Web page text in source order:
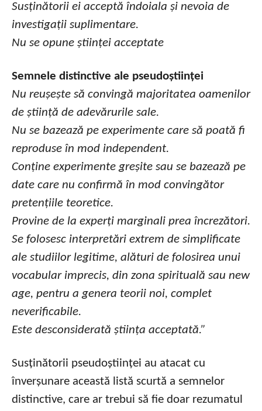
Susținătorii ei acceptă îndoiala și nevoia de
investigații suplimentare.
Nu se opune științei acceptate
Semnele distinctive ale pseudoștiinței
Nu reușește să convingă majoritatea oamenilor
de știință de adevărurile sale.
Nu se bazează pe experimente care să poată fi
reproduse în mod independent.
Conține experimente greșite sau se bazează pe
date care nu confirmă în mod convingător
pretențiile teoretice.
Provine de la experți marginali prea încrezători.
Se folosesc interpretări extrem de simplificate
ale studiilor legitime, alături de folosirea unui
vocabular imprecis, din zona spirituală sau new
age, pentru a genera teorii noi, complet
neverificabile.
Este desconsiderată știința acceptată.”
Susținătorii pseudoștiinței au atacat cu
înverșunare această listă scurtă a semnelor
distinctive, care ar trebui să fie doar rezumatul